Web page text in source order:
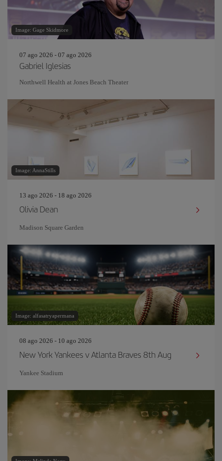
Image: Gage Skidmore
07 ago 2026 - 07 ago 2026
Gabriel Iglesias
Northwell Health at Jones Beach Theater
Image: AnnaStills
13 ago 2026 - 18 ago 2026
Olivia Dean
Madison Square Garden
Image: alfasatryapermana
08 ago 2026 - 10 ago 2026
New York Yankees v Atlanta Braves 8th Aug
Yankee Stadium